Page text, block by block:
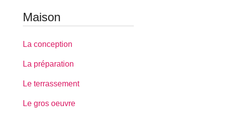
Maison
La conception
La préparation
Le terrassement
Le gros oeuvre